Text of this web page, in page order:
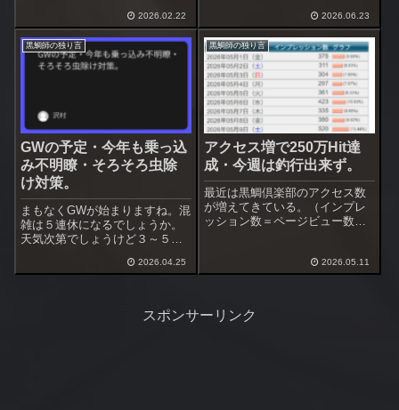
一番は確実。東京都心は風吹か
ず、春一番にはならないんじゃ
ないかと思う。でも三浦は南西
強風確実、場合によっては
2026.02.22
み間があれば深夜釣行をやって
みようかな。この前は準浅場を
攻めましたが、何故かフグが出
なかった。その前...
2026.06.23
黒鯛師の独り言
GWの予定・今年も乗っ込
み不明瞭・そろそろ虫除
け対策。
まもなくGWが始まりますね。混
雑は５連休になるでしょうか。
天気次第でしょうけど３～５日
私はGWは予定を入れてません。
晩満潮で潮回りが良い、後半は
2026.04.25
黒鯛師の独り言
アクセス増で250万Hit達
成・今週は釣行出来ず。
最近は黒鯛倶楽部のアクセス数
が増えてきている。（インプレ
ッション数＝ページビュー数）
は5000超えもありちょっとバズ
った。気が付くとカウンターの
2026.05.11
スポンサーリンク